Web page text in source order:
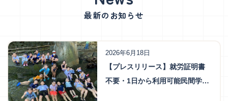
最新のお知らせ
2026年6月18日
【プレスリリース】就労証明書
不要・1日から利用可能民間学童